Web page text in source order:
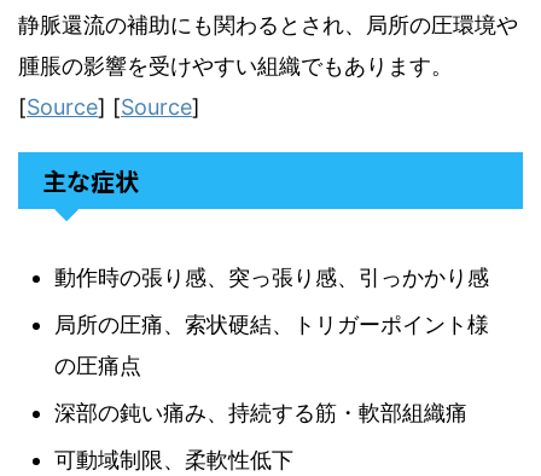
静脈還流の補助にも関わるとされ、局所の圧環境や
腫脹の影響を受けやすい組織でもあります。
[Source] [Source]
主な症状
動作時の張り感、突っ張り感、引っかかり感
局所の圧痛、索状硬結、トリガーポイント様
の圧痛点
深部の鈍い痛み、持続する筋・軟部組織痛
可動域制限、柔軟性低下